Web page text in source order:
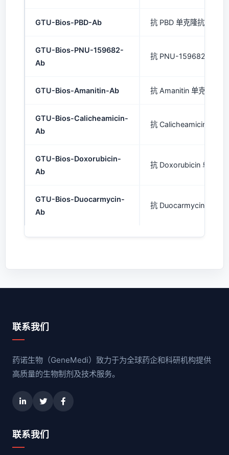
GTU-Bios-PBD-Ab 抗 PBD 单克隆抗体
GTU-Bios-PNU-159682-
Ab
抗 PNU-159682 单克
GTU-Bios-Amanitin-Ab 抗 Amanitin 单克隆抗
GTU-Bios-Calicheamicin-
Ab
抗 Calicheamicin 单克
GTU-Bios-Doxorubicin-
Ab
抗 Doxorubicin 单克隆
GTU-Bios-Duocarmycin-
Ab
抗 Duocarmycin 单克
联系我们
药诺生物（GeneMedi）致力于为全球药企和科研机构提供
高质量的生物制剂及技术服务。
联系我们